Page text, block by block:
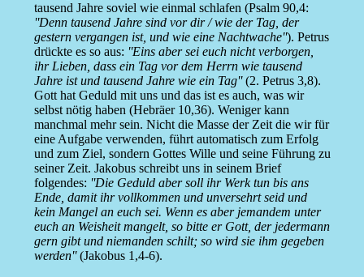
tausend Jahre soviel wie einmal schlafen (Psalm 90,4:
''Denn tausend Jahre sind vor dir / wie der Tag, der
gestern vergangen ist, und wie eine Nachtwache''). Petrus
drückte es so aus: ''Eins aber sei euch nicht verborgen,
ihr Lieben, dass ein Tag vor dem Herrn wie tausend
Jahre ist und tausend Jahre wie ein Tag''(2. Petrus 3,8).
Gott hat Geduld mit uns und das ist es auch, was wir
selbst nötig haben (Hebräer 10,36). Weniger kann
manchmal mehr sein. Nicht die Masse der Zeit die wir für
eine Aufgabe verwenden, führt automatisch zum Erfolg
und zum Ziel, sondern Gottes Wille und seine Führung zu
seiner Zeit. Jakobus schreibt uns in seinem Brief
folgendes: ''Die Geduld aber soll ihr Werk tun bis ans
Ende, damit ihr vollkommen und unversehrt seid und
kein Mangel an euch sei. Wenn es aber jemandem unter
euch an Weisheit mangelt, so bitte er Gott, der jedermann
gern gibt und niemanden schilt; so wird sie ihm gegeben
werden''(Jakobus 1,4-6).